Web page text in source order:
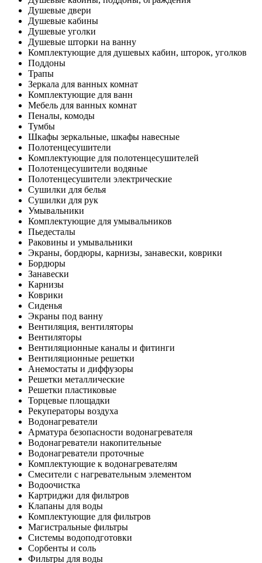
Душевые двери
Душевые кабины
Душевые уголки
Душевые шторки на ванну
Комплектующие для душевых кабин, шторок, уголков
Поддоны
Трапы
Зеркала для ванных комнат
Комплектующие для ванн
Мебель для ванных комнат
Пеналы, комоды
Тумбы
Шкафы зеркальные, шкафы навесные
Полотенцесушители
Комплектующие для полотенцесушителей
Полотенцесушители водяные
Полотенцесушители электрические
Сушилки для белья
Сушилки для рук
Умывальники
Комплектующие для умывальников
Пьедесталы
Раковины и умывальники
Экраны, бордюры, карнизы, занавески, коврики
Бордюры
Занавески
Карнизы
Коврики
Сиденья
Экраны под ванну
Вентиляция, вентиляторы
Вентиляторы
Вентиляционные каналы и фитинги
Вентиляционные решетки
Анемостаты и диффузоры
Решетки металлические
Решетки пластиковые
Торцевые площадки
Рекуператоры воздуха
Водонагреватели
Арматура безопасности водонагревателя
Водонагреватели накопительные
Водонагреватели проточные
Комплектующие к водонагревателям
Смесители с нагревательным элементом
Водоочистка
Картриджи для фильтров
Клапаны для воды
Комплектующие для фильтров
Магистральные фильтры
Системы водоподготовки
Сорбенты и соль
Фильтры для воды